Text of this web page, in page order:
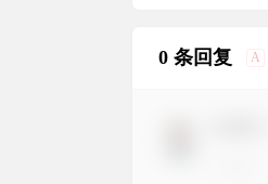
0 条回复 A